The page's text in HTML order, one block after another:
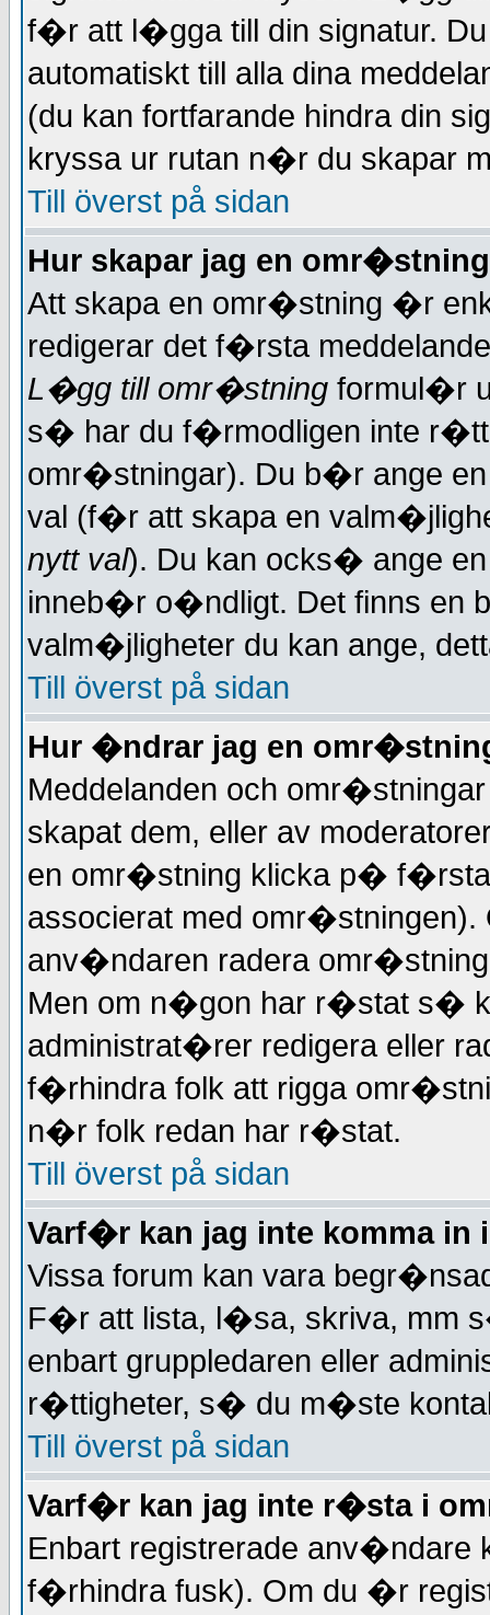
f�r att l�gga till din signatur.
automatiskt till alla dina
(du kan fortfarande hindra din
kryssa ur rutan n�r du skapar
Till överst på sidan
Hur skapar jag en
Att skapa en omr�stning �r
redigerar det f�rsta
L�gg till omr�stning formul�r
s� har du f�rmodligen inte
omr�stningar). Du b�r ange
val (f�r att skapa en
nytt val). Du kan ocks� ange
inneb�r o�ndligt. Det finns en
valm�jligheter du kan ange,
Till överst på sidan
Hur �ndrar jag en
Meddelanden och
skapat dem, eller av
en omr�stning klicka p�
associerat med
anv�ndaren radera
Men om n�gon har r�stat s�
administrat�rer redigera eller
f�rhindra folk att rigga
n�r folk redan har r�stat.
Till överst på sidan
Varf�r kan jag inte komma in
Vissa forum kan vara
F�r att lista, l�sa, skriva, mm
enbart gruppledaren eller
r�ttigheter, s� du m�ste
Till överst på sidan
Varf�r kan jag inte r�sta i
Enbart registrerade
f�rhindra fusk). Om du �r